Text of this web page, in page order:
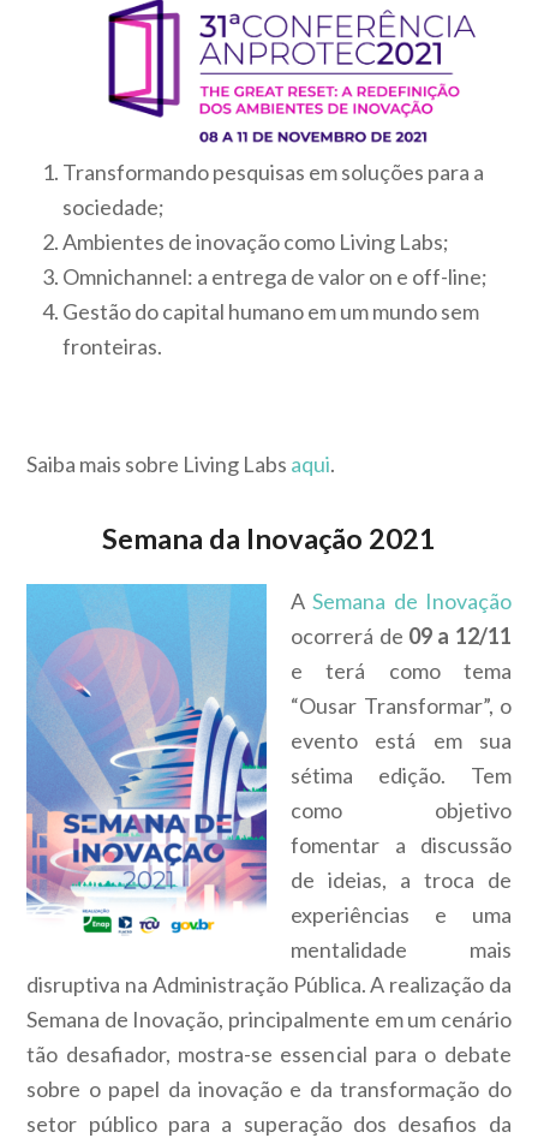
Transformando pesquisas em soluções para a
sociedade;
Ambientes de inovação como Living Labs;
Omnichannel: a entrega de valor on e off-line;
Gestão do capital humano em um mundo sem
fronteiras.
Saiba mais sobre Living Labs aqui.
Semana da Inovação 2021
ASemana de Inovação
ocorrerá de 09 a 12/11
e terá como tema
“Ousar Transformar”, o
evento está em sua
sétima edição. Tem
como objetivo
fomentar a discussão
de ideias, a troca de
experiências e uma
mentalidade mais
disruptiva na Administração Pública. A realização da
Semana de Inovação, principalmente em um cenário
tão desafiador, mostra-se essencial para o debate
sobre o papel da inovação e da transformação do
setor público para a superação dos desafios da